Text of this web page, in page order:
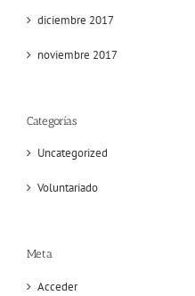
diciembre 2017
noviembre 2017
Categorías
Uncategorized
Voluntariado
Meta
Acceder